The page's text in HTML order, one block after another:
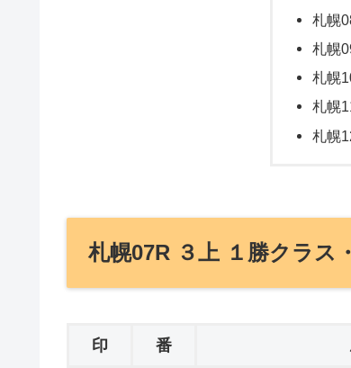
札幌
札幌
札幌
札幌
札幌
札幌07R ３上 １勝クラス
印 番